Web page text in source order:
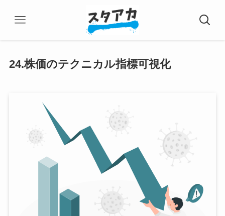
24.株価のテクニカル指標可視化